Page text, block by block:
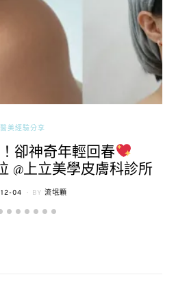
醫美經驗分享
卻神奇年輕回春
@上立美學皮膚科診所
04 BY 流氓顆